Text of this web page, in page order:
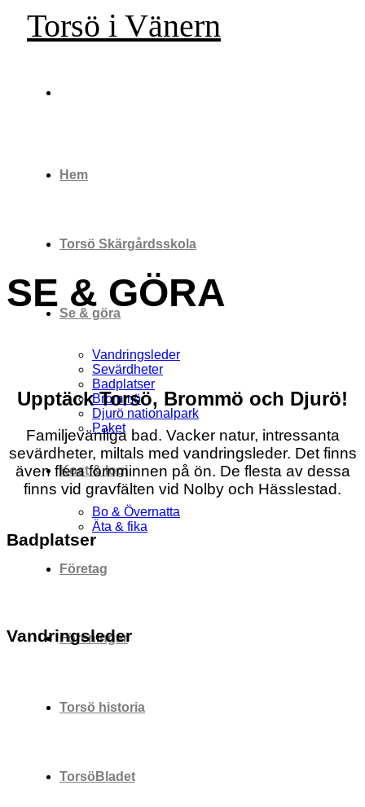
Skip
content
Torsö i Vänern
Hem
Torsö Skärgårdsskola
Se & göra
Vandringsleder
Sevärdheter
Badplatser
Brommö
Djurö nationalpark
Paket
Kost & logi
Bo & Övernatta
Äta & fika
Företag
Föreningar
Torsö historia
TorsöBladet
SE & GÖRA
Upptäck Torsö, Brommö och Djurö!
Familjevänliga bad. Vacker natur, intressanta
sevärdheter, miltals med vandringsleder. Det finns
även flera fornminnen på ön. De flesta av dessa
finns vid gravfälten vid Nolby och Hässlestad.
Badplatser
Vandringsleder